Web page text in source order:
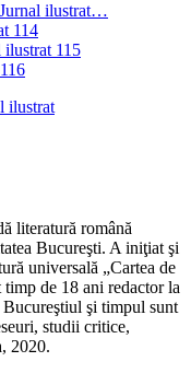
ilustrat…
114
115
ilustrat
literatură română
Bucureşti. A iniţiat şi
universală „Cartea de
de 18 ani redactor la
Bucureştiul şi timpul sunt
studii critice,
2020.